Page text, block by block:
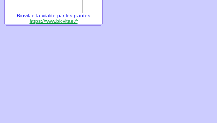
Biovitae la vitalité par les plantes
https://www.biovitae.fr